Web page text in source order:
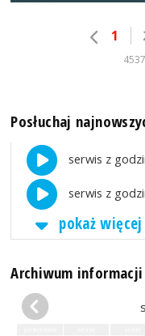
1
Posłuchaj
serwis z
serwis z
pokaż więcej
Archiwum informacji